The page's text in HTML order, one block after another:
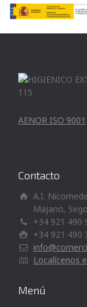
AENOR ISO 9001
Contacto
A.I.
Majano,
+34 921 490
+34 921 490
Localícenos
Menú